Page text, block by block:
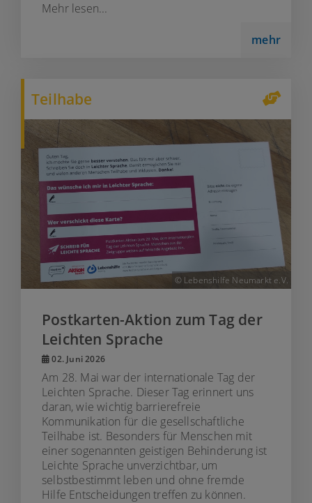
Mehr lesen...
mehr
Teilhabe
© Lebenshilfe Neumarkt e.V.
Postkarten-Aktion zum Tag der
Leichten Sprache
02. Juni 2026
Am 28. Mai war der internationale Tag der
Leichten Sprache. Dieser Tag erinnert uns
daran, wie wichtig barrierefreie
Kommunikation für die gesellschaftliche
Teilhabe ist. Besonders für Menschen mit
einer sogenannten geistigen Behinderung ist
Leichte Sprache unverzichtbar, um
selbstbestimmt leben und ohne fremde
Hilfe Entscheidungen treffen zu können.